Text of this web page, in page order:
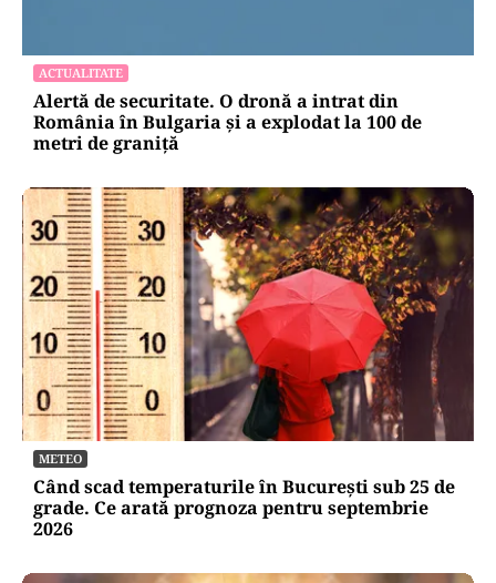
ACTUALITATE
Alertă de securitate. O dronă a intrat din
România în Bulgaria şi a explodat la 100 de
metri de graniţă
METEO
Când scad temperaturile în București sub 25 de
grade. Ce arată prognoza pentru septembrie
2026